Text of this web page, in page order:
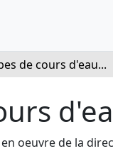
de cours d'eau...
oeuvre de la